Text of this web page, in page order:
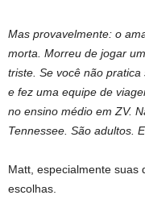
Mas provavelmente: o
morta. Morreu de jogar
triste. Se você não
e fez uma equipe de
no ensino médio em ZV.
Tennessee. São adultos.
Matt, especialmente suas
escolhas.